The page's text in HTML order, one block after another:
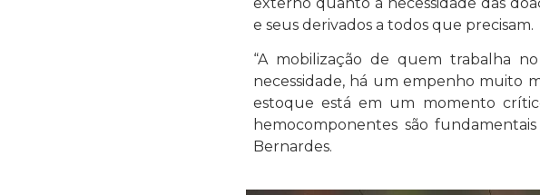
e seus derivados a todos que precisam.
“A mobilização de quem trabalha
necessidade, há um empenho muito
estoque está em um momento
hemocomponentes são
Bernardes.